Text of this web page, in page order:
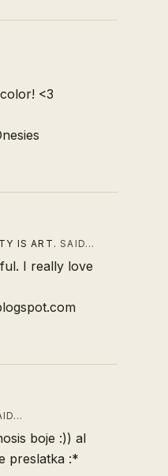
<3
IS ART. SAID…
I really love
boje :)) al
preslatka :*